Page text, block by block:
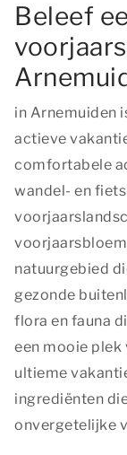
Beleef
in Arnemuiden
actieve
comfortabele
wandel- en
natuurgebied
gezonde
flora en fauna
een mooie plek
ultieme
ingrediënten
onvergetelijke